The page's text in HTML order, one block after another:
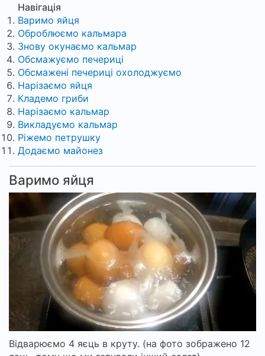
Навігація
Варимо яйця
Оброблюємо кальмара
Знову окунаємо кальмар
Обсмажуємо печериці
Обсмажені печериці охолоджуємо
Нарізаємо яйця
Кладемо гриби
Нарізаємо кальмар
Викладуємо кальмар
Ріжемо петрушку
Додаємо майонез
Варимо яйця
Відварюємо 4 яєць в круту. (на фото зображено 12